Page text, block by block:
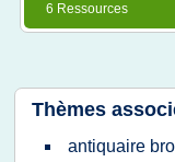
6 Ressources
Thèmes
antiquaire